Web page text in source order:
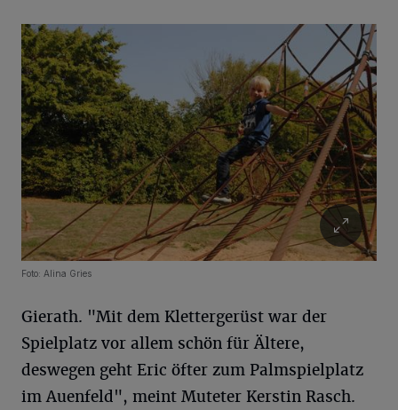
Foto: Alina Gries
Gierath. "Mit dem Klettergerüst war der
Spielplatz vor allem schön für Ältere,
deswegen geht Eric öfter zum Palmspielplatz
im Auenfeld", meint Muteter Kerstin Rasch.